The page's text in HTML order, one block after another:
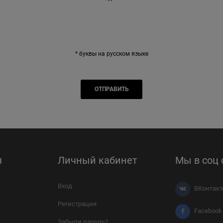
* буквы на русском языке
Личный кабинет
Вход
Регистрация
Мы в соц
Facebook